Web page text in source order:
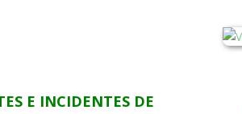
E INCIDENTES DE